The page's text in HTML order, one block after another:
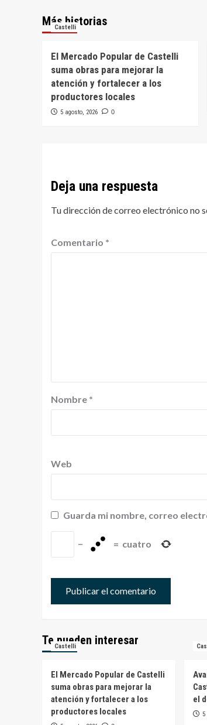
Más historias
Castelli
El Mercado Popular de Castelli
suma obras para mejorar la
atención y fortalecer a los
productores locales
5 agosto, 2026 0
Deja una respuesta
Tu dirección de correo electrónico no
Comentario *
Nombre *
Web
Guarda mi nombre, correo
− = cuatro
Te pueden interesar
Castelli
El Mercado Popular de Castelli
suma obras para mejorar la
atención y fortalecer a los
productores locales
el